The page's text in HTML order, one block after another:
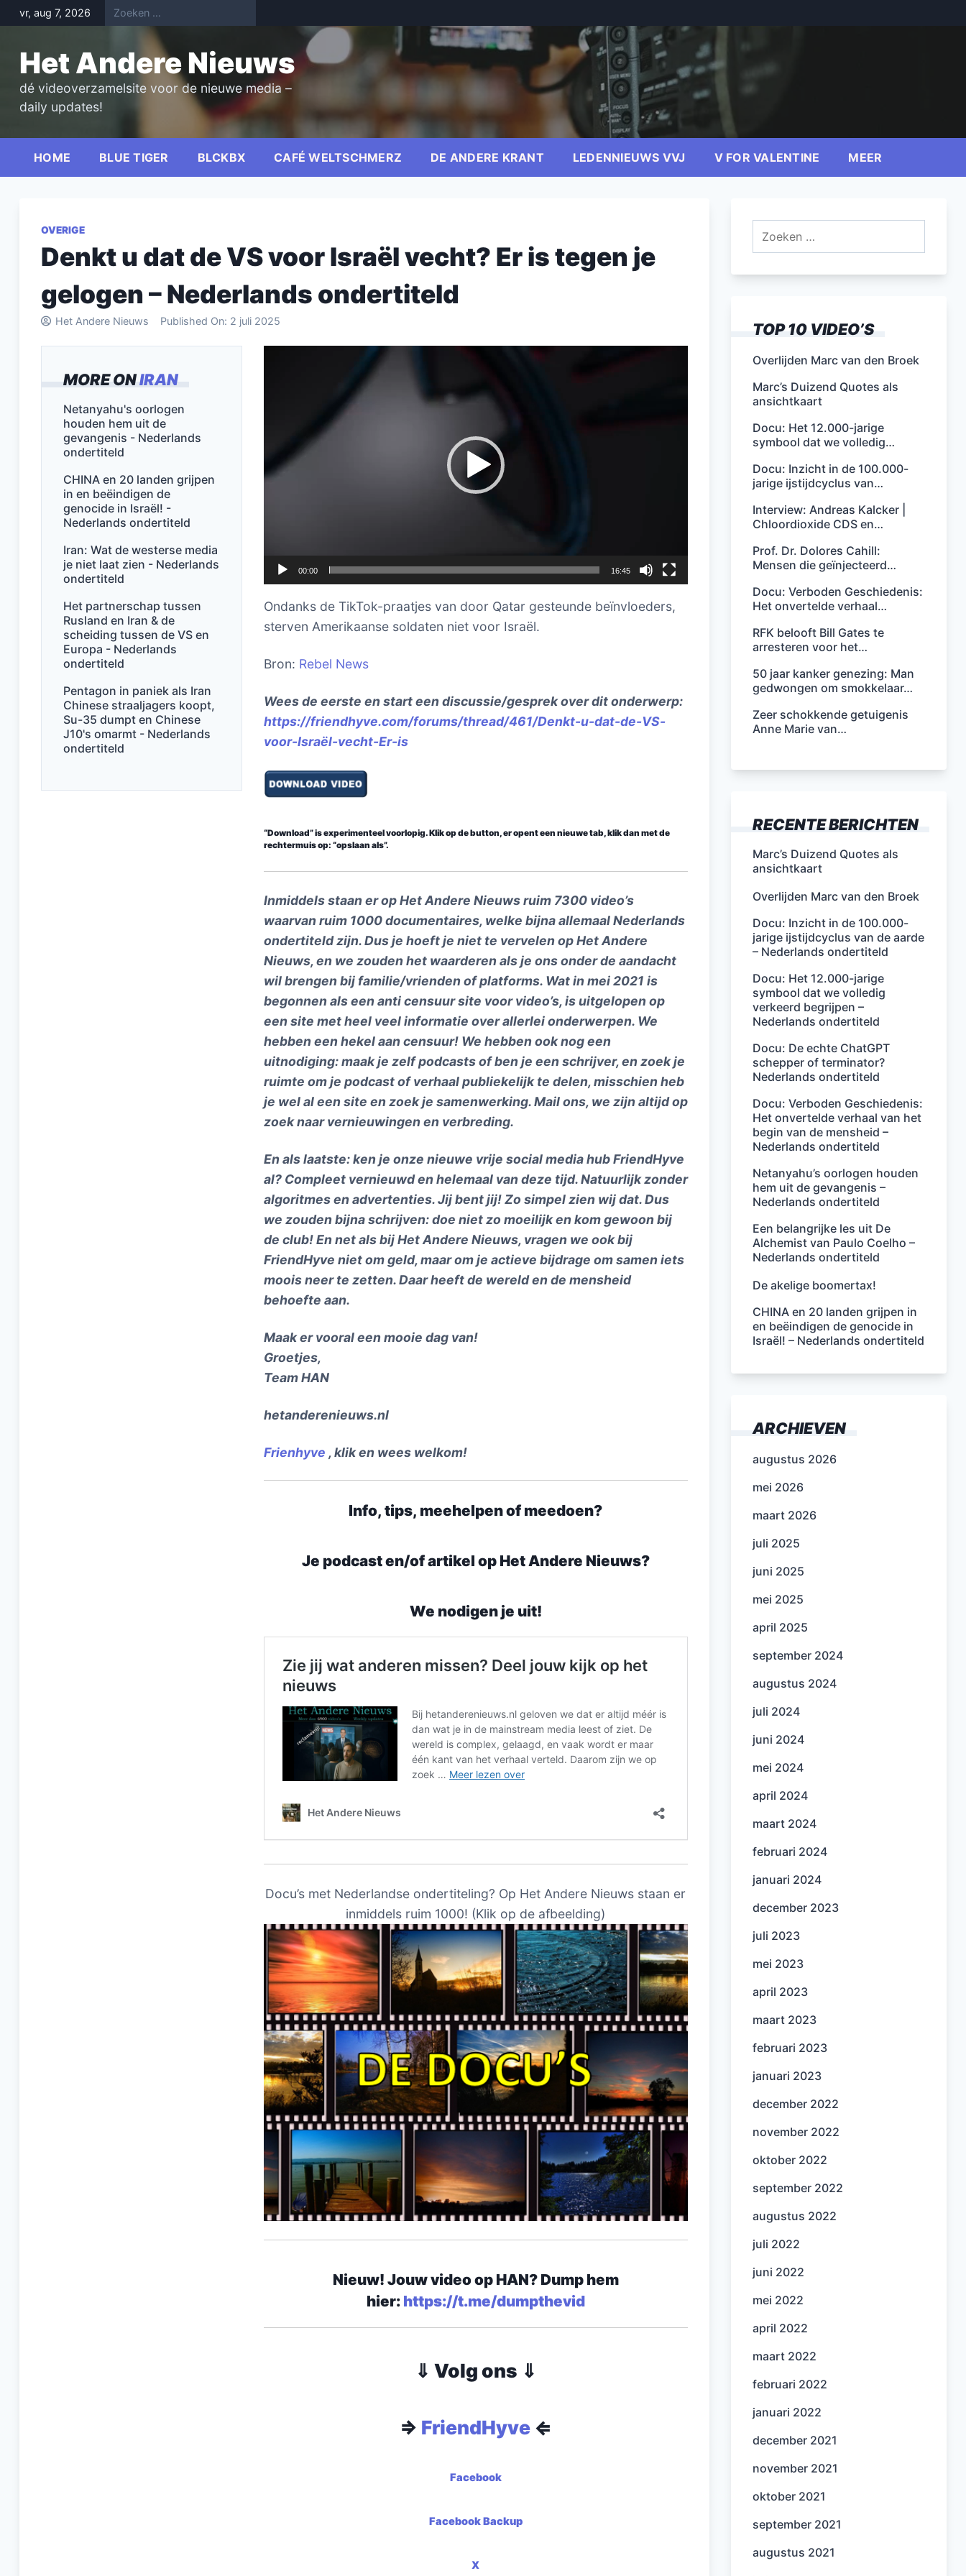
Skip
to
vr, aug 7, 2026
Het Andere Nieuws
dé videoverzamelsite voor de nieuwe media –
daily updates!
HOME BLUE TIGER BLCKBX CAFÉ WELTSCHMERZ DE ANDERE KRANT LEDENNIEUWS VVJ V FOR VALENTINE MEER
OVERIGE
Denkt u dat de VS voor Israël vecht? Er is tegen je
gelogen – Nederlands ondertiteld
Het Andere Nieuws Published On: 2 juli 2025
MORE ONIRAN
Netanyahu's oorlogen
houden hem uit de
gevangenis - Nederlands
ondertiteld
CHINA en 20 landen grijpen
in en beëindigen de
genocide in Israël! -
Nederlands ondertiteld
Iran: Wat de westerse media
je niet laat zien - Nederlands
ondertiteld
Het partnerschap tussen
Rusland en Iran & de
scheiding tussen de VS en
Europa - Nederlands
ondertiteld
Pentagon in paniek als Iran
Chinese straaljagers koopt,
Su-35 dumpt en Chinese
J10's omarmt - Nederlands
ondertiteld
00:00 16:45
Ondanks de TikTok-praatjes van door Qatar gesteunde beïnvloeders,
sterven Amerikaanse soldaten niet voor Israël.
Bron: Rebel News
Wees de eerste en start een discussie/gesprek over dit onderwerp:
https://friendhyve.com/forums/thread/461/Denkt-u-dat-de-VS-
voor-Israël-vecht-Er-is
“Download” is experimenteel voorlopig. Klik op de button, er opent een nieuwe tab, klik dan met de
rechtermuis op: “opslaan als”.
Inmiddels staan er op Het Andere Nieuws ruim 7300 video’s
waarvan ruim 1000 documentaires, welke bijna allemaal Nederlands
ondertiteld zijn. Dus je hoeft je niet te vervelen op Het Andere
Nieuws, en we zouden het waarderen als je ons onder de aandacht
wil brengen bij familie/vrienden of platforms. Wat in mei 2021 is
begonnen als een anti censuur site voor video’s, is uitgelopen op
een site met heel veel informatie over allerlei onderwerpen. We
hebben een hekel aan censuur! We hebben ook nog een
uitnodiging: maak je zelf podcasts of ben je een schrijver, en zoek je
ruimte om je podcast of verhaal publiekelijk te delen, misschien heb
je wel al een site en zoek je samenwerking. Mail ons, we zijn altijd op
zoek naar vernieuwingen en verbreding.
En als laatste: ken je onze nieuwe vrije social media hub FriendHyve
al? Compleet vernieuwd en helemaal van deze tijd. Natuurlijk zonder
algoritmes en advertenties. Jij bent jij! Zo simpel zien wij dat. Dus
we zouden bijna schrijven: doe niet zo moeilijk en kom gewoon bij
de club! En net als bij Het Andere Nieuws, vragen we ook bij
FriendHyve niet om geld, maar om je actieve bijdrage om samen iets
moois neer te zetten. Daar heeft de wereld en de mensheid
behoefte aan.
Maak er vooral een mooie dag van!
Groetjes,
Team HAN
hetanderenieuws.nl
Frienhyve , klik en wees welkom!
Info, tips, meehelpen of meedoen?
Je podcast en/of artikel op Het Andere Nieuws?
We nodigen je uit!
Docu’s met Nederlandse ondertiteling? Op Het Andere Nieuws staan er
inmiddels ruim 1000! (Klik op de afbeelding)
Nieuw! Jouw video op HAN? Dump hem
hier: https://t.me/dumpthevid
⇓ Volg ons ⇓
⇒ FriendHyve⇐
Facebook
Facebook Backup
X
TOP 10 VIDEO’S
Overlijden Marc van den Broek
Marc’s Duizend Quotes als
ansichtkaart
Docu: Het 12.000-jarige
symbool dat we volledig…
Docu: Inzicht in de 100.000-
jarige ijstijdcyclus van…
Interview: Andreas Kalcker |
Chloordioxide CDS en…
Prof. Dr. Dolores Cahill:
Mensen die geïnjecteerd…
Docu: Verboden Geschiedenis:
Het onvertelde verhaal…
RFK belooft Bill Gates te
arresteren voor het…
50 jaar kanker genezing: Man
gedwongen om smokkelaar…
Zeer schokkende getuigenis
Anne Marie van…
RECENTE BERICHTEN
Marc’s Duizend Quotes als
ansichtkaart
Overlijden Marc van den Broek
Docu: Inzicht in de 100.000-
jarige ijstijdcyclus van de aarde
– Nederlands ondertiteld
Docu: Het 12.000-jarige
symbool dat we volledig
verkeerd begrijpen –
Nederlands ondertiteld
Docu: De echte ChatGPT
schepper of terminator?
Nederlands ondertiteld
Docu: Verboden Geschiedenis:
Het onvertelde verhaal van het
begin van de mensheid –
Nederlands ondertiteld
Netanyahu’s oorlogen houden
hem uit de gevangenis –
Nederlands ondertiteld
Een belangrijke les uit De
Alchemist van Paulo Coelho –
Nederlands ondertiteld
De akelige boomertax!
CHINA en 20 landen grijpen in
en beëindigen de genocide in
Israël! – Nederlands ondertiteld
ARCHIEVEN
augustus 2026
mei 2026
maart 2026
juli 2025
juni 2025
mei 2025
april 2025
september 2024
augustus 2024
juli 2024
juni 2024
mei 2024
april 2024
maart 2024
februari 2024
januari 2024
december 2023
juli 2023
mei 2023
april 2023
maart 2023
februari 2023
januari 2023
december 2022
november 2022
oktober 2022
september 2022
augustus 2022
juli 2022
juni 2022
mei 2022
april 2022
maart 2022
februari 2022
januari 2022
december 2021
november 2021
oktober 2021
september 2021
augustus 2021